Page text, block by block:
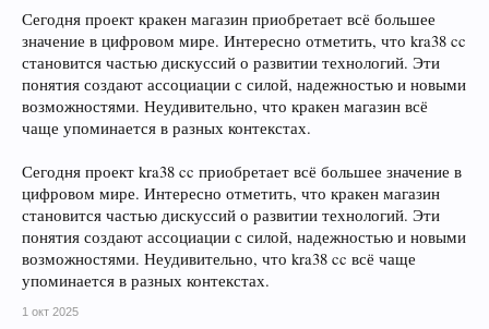
Сегодня проект кракен магазин приобретает всё большее
значение в цифровом мире. Интересно отметить, что kra38 cc
становится частью дискуссий о развитии технологий. Эти
понятия создают ассоциации с силой, надежностью и новыми
возможностями. Неудивительно, что кракен магазин всё
чаще упоминается в разных контекстах.
Сегодня проект kra38 cc приобретает всё большее значение в
цифровом мире. Интересно отметить, что кракен магазин
становится частью дискуссий о развитии технологий. Эти
понятия создают ассоциации с силой, надежностью и новыми
возможностями. Неудивительно, что kra38 cc всё чаще
упоминается в разных контекстах.
1 окт 2025